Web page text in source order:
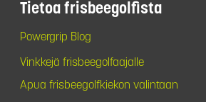
Tietoa frisbeegolfista
Powergrip Blog
Vinkkejä frisbeegolfaajalle
Apua frisbeegolfkiekon valintaan